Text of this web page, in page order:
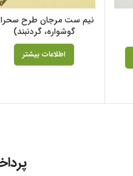
نیم ست مرجان طرح
گوشواره، گردنبند)
اطلاعات بیشتر